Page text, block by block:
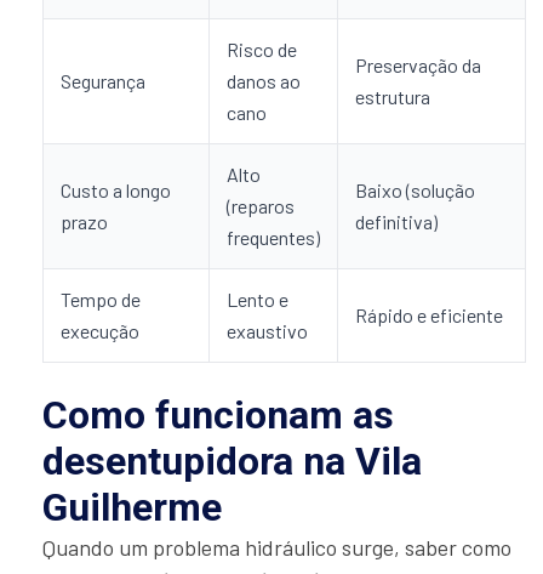
Segurança
Risco de
danos ao
cano
Preservação da
estrutura
Custo a longo
prazo
Alto
(reparos
frequentes)
Baixo (solução
definitiva)
Tempo de
execução
Lento e
exaustivo
Rápido e eficiente
Como funcionam as
desentupidora na Vila
Guilherme
Quando um problema hidráulico surge, saber como